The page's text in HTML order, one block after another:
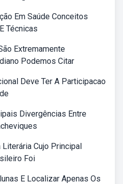
Em Saúde Conceitos
Técnicas
Extremamente
Podemos Citar
Deve Ter A Participacao
Divergências Entre
Cujo Principal
Foi
E Localizar Apenas Os